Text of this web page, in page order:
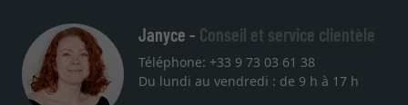
Janyce - Conseil et service clientèle
Téléphone: +33 9 73 03 61 38
Du lundi au vendredi : de 9 h à 17 h